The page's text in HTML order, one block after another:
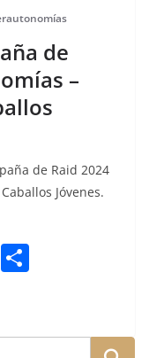
de
–
de Raid 2024
Jóvenes.
Pi
p